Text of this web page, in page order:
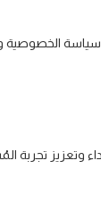
الخصوصية
وتعزيز